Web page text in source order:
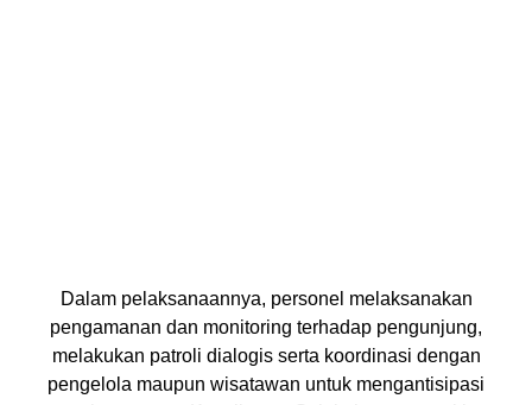
Dalam pelaksanaannya, personel melaksanakan
pengamanan dan monitoring terhadap pengunjung,
melakukan patroli dialogis serta koordinasi dengan
pengelola maupun wisatawan untuk mengantisipasi